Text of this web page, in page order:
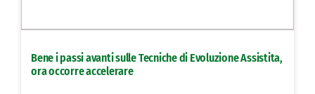
Lavora con noi
Bene i passi avanti sulle Tecniche di Evoluzione Assistita,
ora occorre accelerare